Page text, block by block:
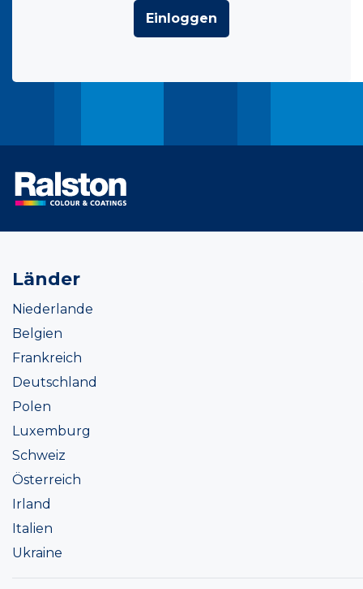
Einloggen
Länder
Niederlande
Belgien
Frankreich
Deutschland
Polen
Luxemburg
Schweiz
Österreich
Irland
Italien
Ukraine